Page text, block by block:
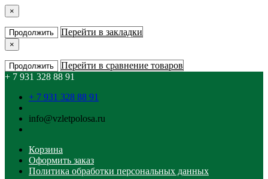
×
Продолжить Перейти в закладки
×
Продолжить
Перейти в сравнение товаров
+ 7 931 328 88 91
+ 7 931 328 88 91
info@vzletpolosa.ru
Корзина
Оформить заказ
Политика обработки персональных данных